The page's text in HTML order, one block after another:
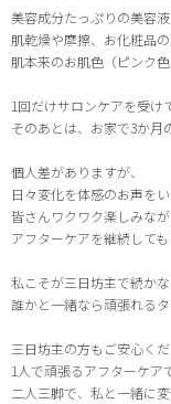
美容成分たっぷりの美容
肌乾燥や摩擦、お化粧品
肌本来のお肌色（ピンク
1回だけサロンケアを受け
そのあとは、お家で3か月
個人差がありますが、
日々変化を体感のお声をい
皆さんワクワク楽しみなが
アフターケアを継続して
私こそが三日坊主で続かな
誰かと一緒なら頑張れる
三日坊主の方もご安心く
1人で頑張るアフターケア
二人三脚で、私と一緒に